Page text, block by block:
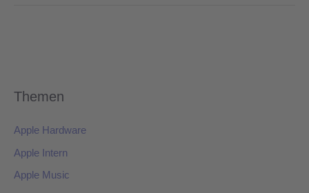
Themen
Apple Hardware
Apple Intern
Apple Music